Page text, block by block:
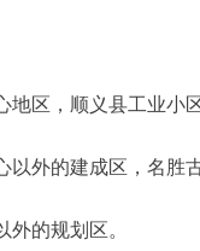
区，顺义县工业小
外的建成区，名胜
的规划区。